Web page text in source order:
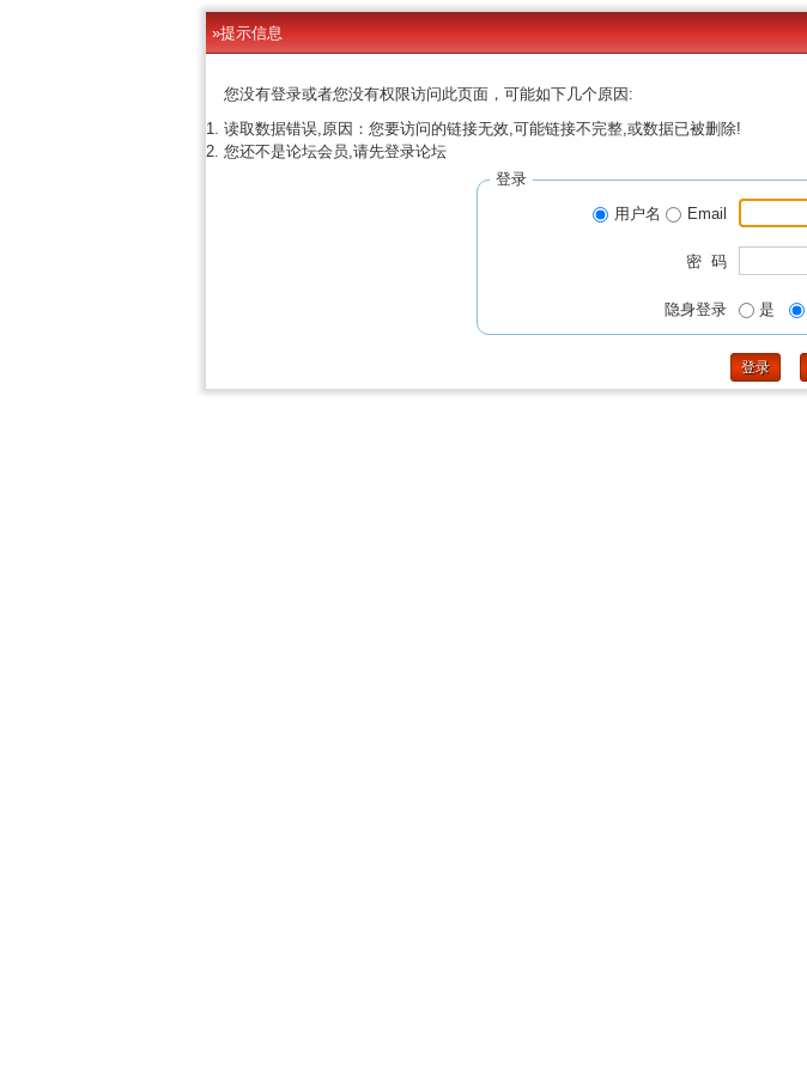
»提示信息
您没有登录或者您没有权限访问此页面，可能如下几个原因:
读取数据错误,原因：您要访问的链接无效,可能链接不完整,或数据已被删除!
您还不是论坛会员,请先登录论坛
登录
用户名
Email
密 码
隐身登录 是